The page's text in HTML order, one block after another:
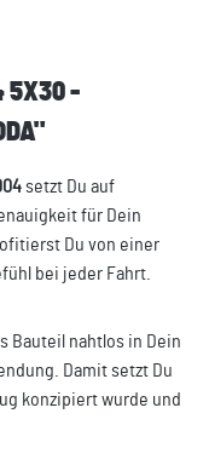
5X30 -
setzt Du auf
für Dein
Du von einer
bei jeder Fahrt.
Bauteil nahtlos in Dein
Damit setzt Du
konzipiert wurde und